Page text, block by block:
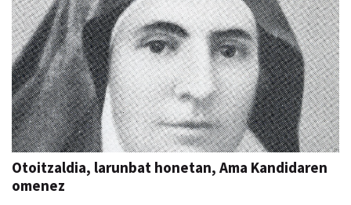
Otoitzaldia, larunbat honetan, Ama Kandidaren
omenez